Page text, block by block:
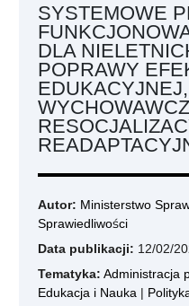
SYSTEMOWE
DLA
POPRAWY
EDUKACYJNEJ,
Autor: Ministerstwo
Sprawiedliwości
Data publikacji: 12/02/
Tematyka: Administracja
Edukacja i Nauka |